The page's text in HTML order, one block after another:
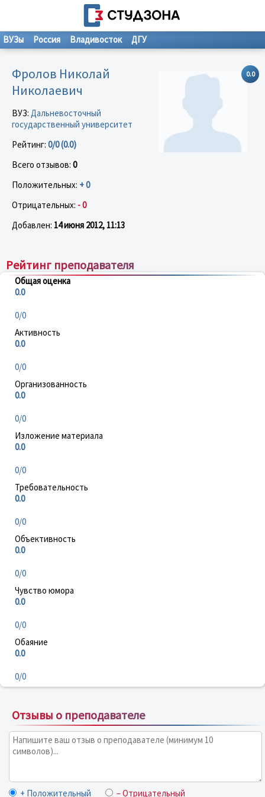
ВУЗы Россия Владивосток ДГУ
0.0
Фролов Николай
Николаевич
ВУЗ: Дальневосточный
государственный университет
Рейтинг: 0/0 (0.0)
Всего отзывов: 0
Положительных: + 0
Отрицательных: - 0
Добавлен: 14 июня 2012, 11:13
Рейтинг преподавателя
Общая оценка
0.0
0/0
Активность
0.0
0/0
Организованность
0.0
0/0
Изложение материала
0.0
0/0
Требовательность
0.0
0/0
Объективность
0.0
0/0
Чувство юмора
0.0
0/0
Обаяние
0.0
0/0
Отзывы о преподавателе
+ Положительный – Отрицательный